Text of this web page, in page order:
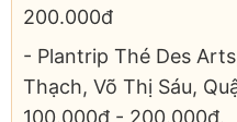
200.000đ
- Plantrip Thé Des
Thạch, Võ Thị Sáu,